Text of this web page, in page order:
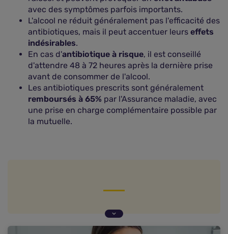
avec des symptômes parfois importants.
L'alcool ne réduit généralement pas l'efficacité des
antibiotiques, mais il peut accentuer leurs effets
indésirables.
En cas d'antibiotique à risque, il est conseillé
d'attendre 48 à 72 heures après la dernière prise
avant de consommer de l'alcool.
Les antibiotiques prescrits sont généralement
remboursés à 65% par l'Assurance maladie, avec
une prise en charge complémentaire possible par
la mutuelle.
Mélange de l'alcool et des antibiotiques : les